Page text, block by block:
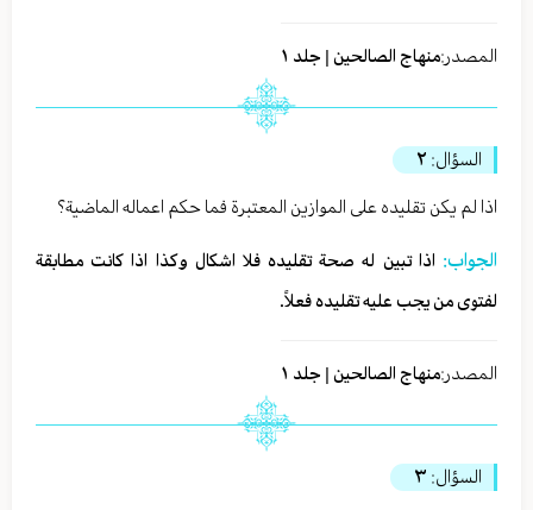
المصدر:منهاج الصالحين | جلد ١
السؤال: ٢
اذا لم يكن تقليده على الموازين المعتبرة فما حكم اعماله الماضية؟
الجواب: اذا تبين له صحة تقليده فلا اشكال وكذا اذا كانت مطابقة
لفتوى من يجب عليه تقليده فعلاً.
المصدر:منهاج الصالحين | جلد ١
السؤال: ٣